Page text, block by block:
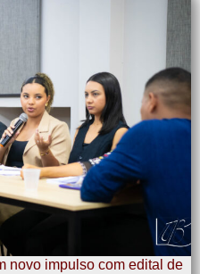
novo impulso com edital de